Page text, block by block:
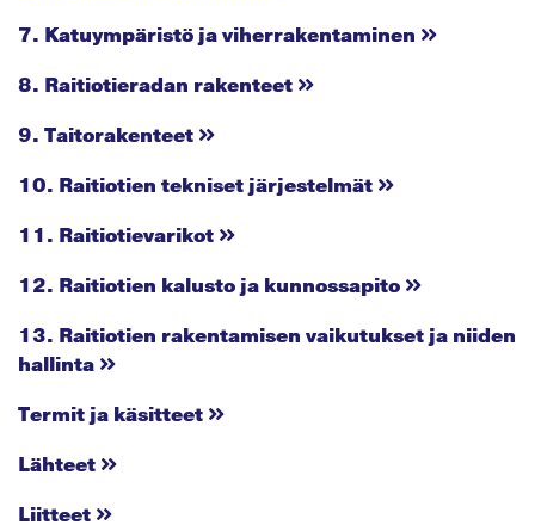
7. Katuympäristö ja viherrakentaminen
8. Raitiotieradan rakenteet
9. Taitorakenteet
10. Raitiotien tekniset järjestelmät
11. Raitiotievarikot
12. Raitiotien kalusto ja kunnossapito
13. Raitiotien rakentamisen vaikutukset ja niiden
hallinta
Termit ja käsitteet
Lähteet
Liitteet